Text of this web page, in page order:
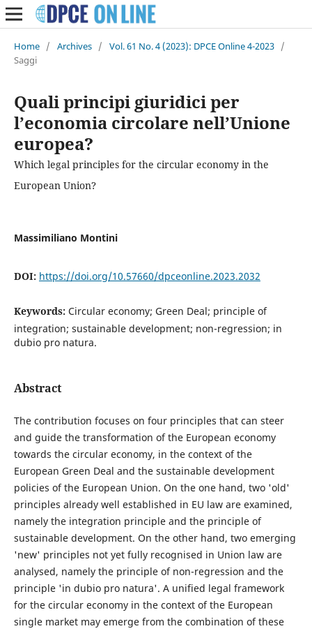
Home / Archives / Vol. 61 No. 4 (2023): DPCE Online 4-2023 /
Saggi
Quali principi giuridici per
l’economia circolare nell’Unione
europea?
Which legal principles for the circular economy in the
European Union?
Massimiliano Montini
DOI: https://doi.org/10.57660/dpceonline.2023.2032
Keywords: Circular economy; Green Deal; principle of
integration; sustainable development; non-regression; in
dubio pro natura.
Abstract
The contribution focuses on four principles that can steer
and guide the transformation of the European economy
towards the circular economy, in the context of the
European Green Deal and the sustainable development
policies of the European Union. On the one hand, two 'old'
principles already well established in EU law are examined,
namely the integration principle and the principle of
sustainable development. On the other hand, two emerging
'new' principles not yet fully recognised in Union law are
analysed, namely the principle of non-regression and the
principle 'in dubio pro natura'. A unified legal framework
for the circular economy in the context of the European
single market may emerge from the combination of these